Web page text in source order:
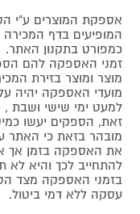
אספקת המוצרים ע"י
המופיעים בדף
כמפורט בתקנון האתר.
זמני האספקה להם
מוצר ומוצר בזירת
מועדי האספקה יהיה
למעט ימי שישי ושבת ,
זאת, הספקים יעשו
מובהר בזאת כי האתר
את האספקה בזמן אך
להתחייב לכך והיא לא
בזמני האספקה מצד
עסקה ללא דמי ביטול.